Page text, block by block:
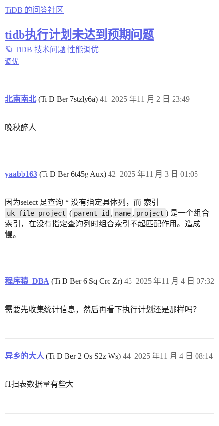
TiDB 的问答社区
tidb执行计划未达到预期问题
🪐 TiDB 技术问题 性能调优
调优
北南南北(Ti D Ber 7stzly6a) 2025 年11 月 2 日 23:49
41
晚秋醉人
yaabb163 (Ti D Ber 6t45g Aux) 2025 年11 月 3 日 01:05
42
因为select 是查询 * 没有指定具体列，而 索引
uk_file_project ( parent_id , name , project ) 是一个组合
索引，在没有指定查询列时组合索引不起匹配作用。造成
慢。
程序猿_DBA (Ti D Ber 6 Sq Crc Zr) 2025 年11 月 4 日 07:32
43
需要先收集统计信息，然后再看下执行计划还是那样吗？
异乡的大人 (Ti D Ber 2 Qs S2z Ws) 2025 年11 月 4 日 08:14
44
f1扫表数据量有些大